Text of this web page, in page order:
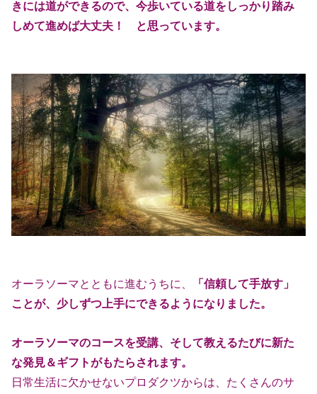
きには道ができるので、今歩いている道をしっかり踏み
しめて進めば大丈夫！ と思っています。
オーラソーマとともに進むうちに、
「信頼して手放す」
ことが、少しずつ上手にできるようになりました。
オーラソーマのコースを受講、そして教えるたびに新た
な発見＆ギフトがもたらされます。
日常生活に欠かせないプロダクツからは、たくさんのサ